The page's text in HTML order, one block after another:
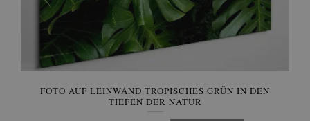
FOTO AUF LEINWAND TROPISCHES GRÜN IN DEN
TIEFEN DER NATUR